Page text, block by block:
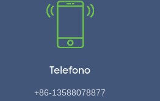
Telefono
+86-13588078877